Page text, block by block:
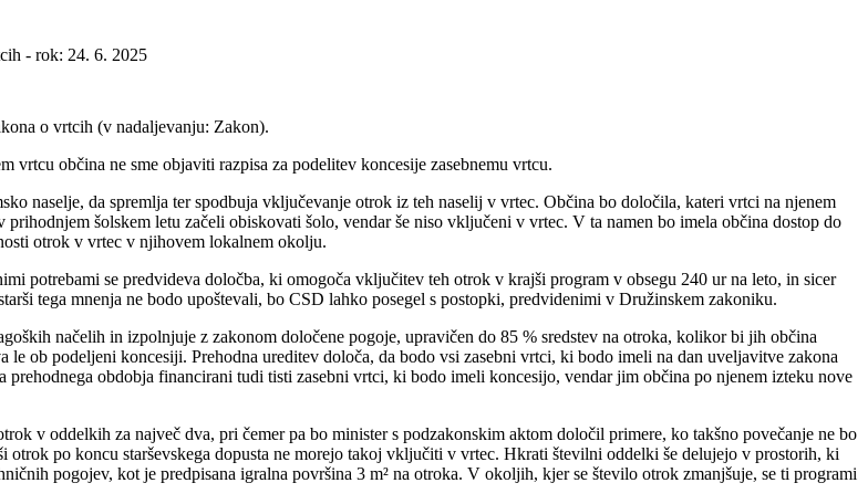
- rok: 24. 6. 2025
o vrtcih (v nadaljevanju: Zakon).
občina ne sme objaviti razpisa za podelitev koncesije zasebnemu vrtcu.
naselje, da spremlja ter spodbuja vključevanje otrok iz teh naselij v vrtec. Občina bo določila, kateri vrtci na njenem
šolskem letu začeli obiskovati šolo, vendar še niso vključeni v vrtec. V ta namen bo imela občina dostop do
otrok v vrtec v njihovem lokalnem okolju.
potrebami se predvideva določba, ki omogoča vključitev teh otrok v krajši program v obsegu 240 ur na leto, in sicer
tega mnenja ne bodo upoštevali, bo CSD lahko posegel s postopki, predvidenimi v Družinskem zakoniku.
načelih in izpolnjuje z zakonom določene pogoje, upravičen do 85 % sredstev na otroka, kolikor bi jih občina
ob podeljeni koncesiji. Prehodna ureditev določa, da bodo vsi zasebni vrtci, ki bodo imeli na dan uveljavitve zakona
obdobja financirani tudi tisti zasebni vrtci, ki bodo imeli koncesijo, vendar jim občina po njenem izteku nove
v oddelkih za največ dva, pri čemer pa bo minister s podzakonskim aktom določil primere, ko takšno povečanje ne bo
po koncu starševskega dopusta ne morejo takoj vključiti v vrtec. Hkrati številni oddelki še delujejo v prostorih, ki
pogojev, kot je predpisana igralna površina 3 m² na otroka. V okoljih, kjer se število otrok zmanjšuje, se ti programi